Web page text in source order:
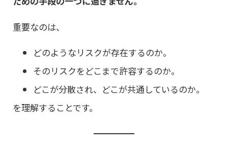
重要なのは、
どのようなリスクが存在するのか。
そのリスクをどこまで許容するのか。
どこが分散され、どこが共通しているのか。
を理解することです。